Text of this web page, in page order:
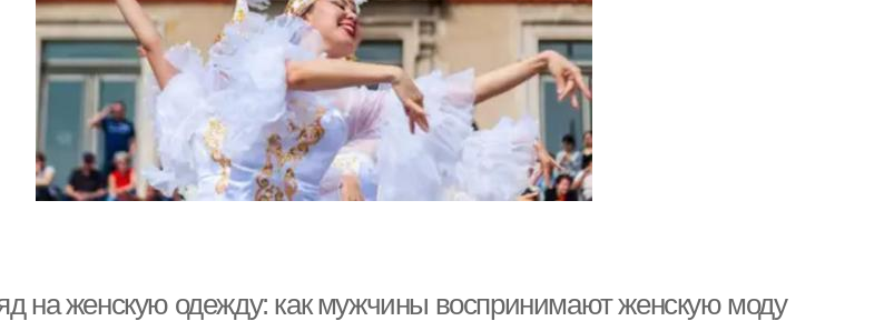
на женскую одежду: как мужчины воспринимают женскую моду